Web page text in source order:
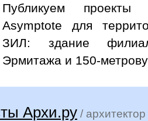
Публикуем проекты
Asymptote для
ЗИЛ: здание
Эрмитажа и 150-
Архи.ру /